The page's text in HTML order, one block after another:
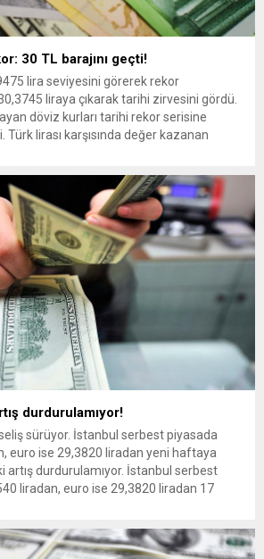
30 TL barajını geçti!
lira seviyesini görerek rekor
liraya çıkarak tarihi zirvesini gördü.
döviz kurları tarihi rekor serisine
lirası karşısında değer kazanan
durdurulamıyor!
sürüyor. İstanbul serbest piyasada
euro ise 29,3820 liradan yeni haftaya
artış durdurulamıyor. İstanbul serbest
liradan, euro ise 29,3820 liradan 17